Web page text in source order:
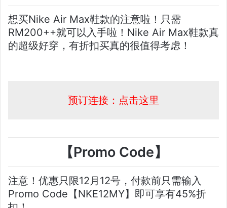
想买Nike Air Max鞋款的注意啦！只需
RM200++就可以入手啦！Nike Air Max鞋款真
的超级好穿，有折扣买真的很值得考虑！
预订连接：点击这里
【Promo Code】
注意！优惠只限12月12号，付款前只需输入
Promo Code【NKE12MY】即可享有45%折